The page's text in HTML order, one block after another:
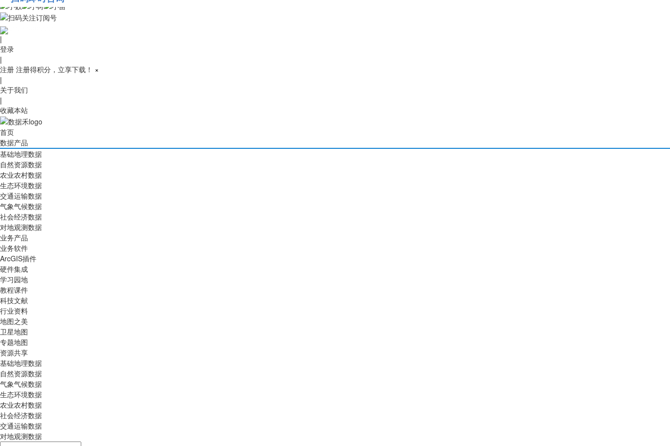
010-53689091
|
登录
|
注册 注册得积分，立享下载！ ×
|
关于我们
|
收藏本站
首页
数据产品
基础地理数据
自然资源数据
农业农村数据
生态环境数据
交通运输数据
气象气候数据
社会经济数据
对地观测数据
业务产品
业务软件
ArcGIS插件
硬件集成
学习园地
教程课件
科技文献
行业资料
地图之美
卫星地图
专题地图
资源共享
基础地理数据
自然资源数据
气象气候数据
生态环境数据
农业农村数据
社会经济数据
交通运输数据
对地观测数据